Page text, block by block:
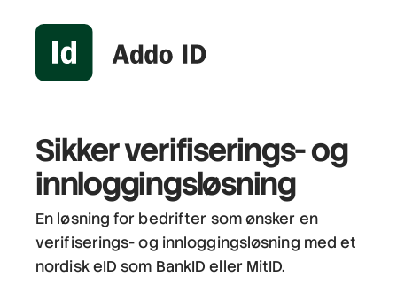
Sikker verifiserings- og
innloggingsløsning
En løsning for bedrifter som ønsker en
verifiserings- og innloggingsløsning med et
nordisk eID som BankID eller MitID.